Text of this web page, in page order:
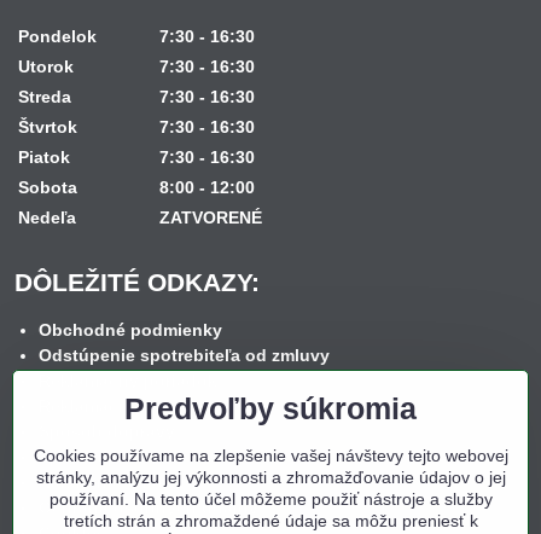
Pondelok
7:30 - 16:30
Utorok
7:30 - 16:30
Streda
7:30 - 16:30
Štvrtok
7:30 - 16:30
Piatok
7:30 - 16:30
Sobota
8:00 - 12:00
Nedeľa
ZATVORENÉ
DÔLEŽITÉ ODKAZY:
Obchodné podmienky
Odstúpenie spotrebiteľa od zmluvy
Reklamačný formulár
Spôsob platby
Nákup na splátky
Ochrana osobných údajov
Predvoľby súkromia
Cookies používame na zlepšenie vašej návštevy tejto webovej
stránky, analýzu jej výkonnosti a zhromažďovanie údajov o jej
používaní. Na tento účel môžeme použiť nástroje a služby
tretích strán a zhromaždené údaje sa môžu preniesť k